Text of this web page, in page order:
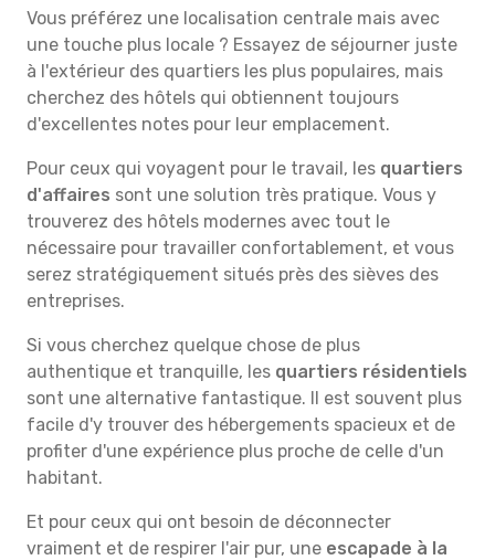
Vous préférez une localisation centrale mais avec
une touche plus locale ? Essayez de séjourner juste
à l'extérieur des quartiers les plus populaires, mais
cherchez des hôtels qui obtiennent toujours
d'excellentes notes pour leur emplacement.
Pour ceux qui voyagent pour le travail, les quartiers
d'affaires sont une solution très pratique. Vous y
trouverez des hôtels modernes avec tout le
nécessaire pour travailler confortablement, et vous
serez stratégiquement situés près des sièves des
entreprises.
Si vous cherchez quelque chose de plus
authentique et tranquille, les quartiers résidentiels
sont une alternative fantastique. Il est souvent plus
facile d'y trouver des hébergements spacieux et de
profiter d'une expérience plus proche de celle d'un
habitant.
Et pour ceux qui ont besoin de déconnecter
vraiment et de respirer l'air pur, une escapade à la